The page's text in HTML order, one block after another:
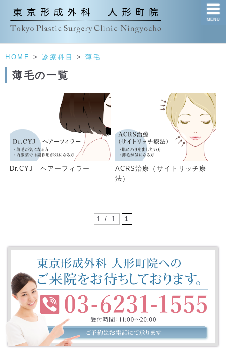
MENU
HOME >診療科目 >薄毛
薄毛の一覧
Dr.CYJ ヘアーフィラー
ACRS治療（サイトリッチ療
法）
1 / 1 1